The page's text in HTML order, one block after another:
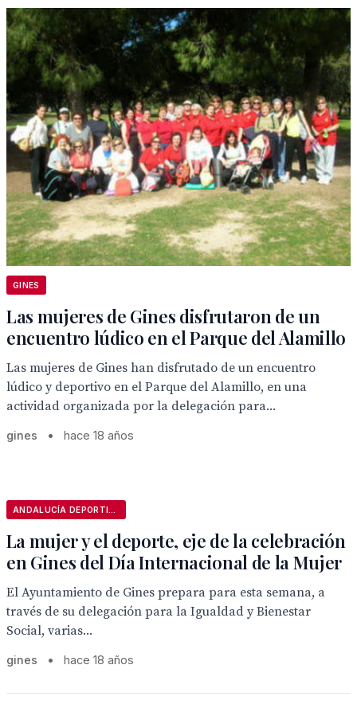
GINES
Las mujeres de Gines disfrutaron de un
encuentro lúdico en el Parque del Alamillo
Las mujeres de Gines han disfrutado de un encuentro
lúdico y deportivo en el Parque del Alamillo, en una
actividad organizada por la delegación para...
gines • hace 18 años
La mujer y el deporte, eje de la celebración
en Gines del Día Internacional de la Mujer
El Ayuntamiento de Gines prepara para esta semana, a
través de su delegación para la Igualdad y Bienestar
Social, varias...
gines • hace 18 años